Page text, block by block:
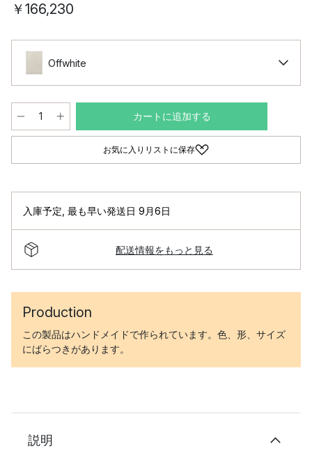
￥166,230
Offwhite
カートに追加する
お気に入りリストに保存
入庫予定 最も早い発送日 9月6日
配送情報をもっと見る
Production
この製品はハンドメイドで作られています。色、形、サイズ
にばらつきがあります。
説明